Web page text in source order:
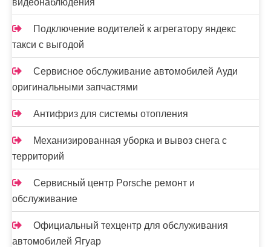
п
и
с
е
й
Подключение водителей к агрегатору яндекс
такси с выгодой
Сервисное обслуживание автомобилей Ауди
оригинальными запчастями
Антифриз для системы отопления
Механизированная уборка и вывоз снега с
территорий
Сервисный центр Porsche ремонт и
обслуживание
Официальный техцентр для обслуживания
автомобилей Ягуар